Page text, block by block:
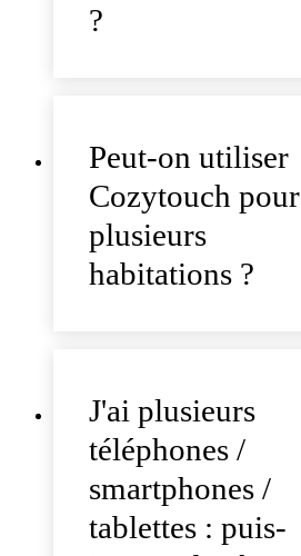
?
Peut-on utiliser
Cozytouch pour
plusieurs
habitations ?
J'ai plusieurs
téléphones /
smartphones /
tablettes : puis-